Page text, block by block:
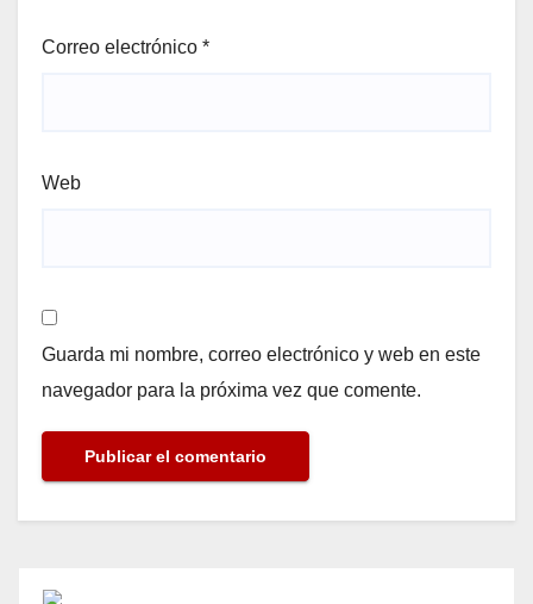
Correo electrónico *
Web
Guarda mi nombre, correo electrónico y web en este
navegador para la próxima vez que comente.